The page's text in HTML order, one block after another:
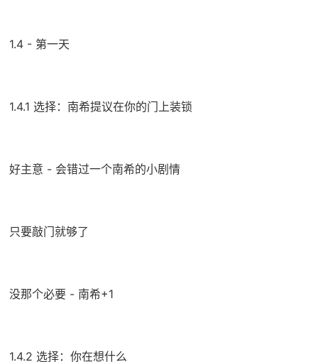
1.4 - 第一天
1.4.1 选择：南希提议在你的门上装锁
好主意 - 会错过一个南希的小剧情
只要敲门就够了
没那个必要 - 南希+1
1.4.2 选择：你在想什么